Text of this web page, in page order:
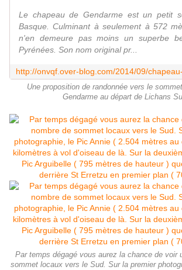
Le chapeau de Gendarme est un petit
Basque. Culminant à seulement à 572
n'en demeure pas moins un superbe
Pyrénées. Son nom original pr...
Une proposition de randonnée vers le
Gendarme au départ de Lichans
Par temps dégagé vous aurez la chance de voir
sommet locaux vers le Sud. Sur la premier